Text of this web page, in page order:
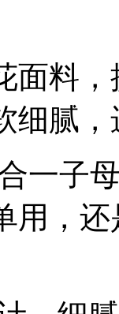
面料
细腻
一子
用，